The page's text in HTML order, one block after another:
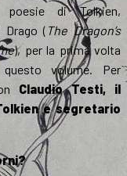
di Tolkien,
( The Dragon’s
), per la prima volta
volume. Per
Claudio Testi, il
e segretario